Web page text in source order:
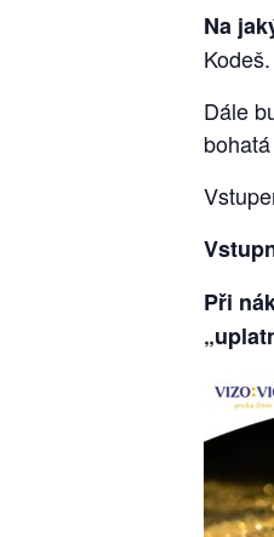
Na
Kodeš.
Dále
Při